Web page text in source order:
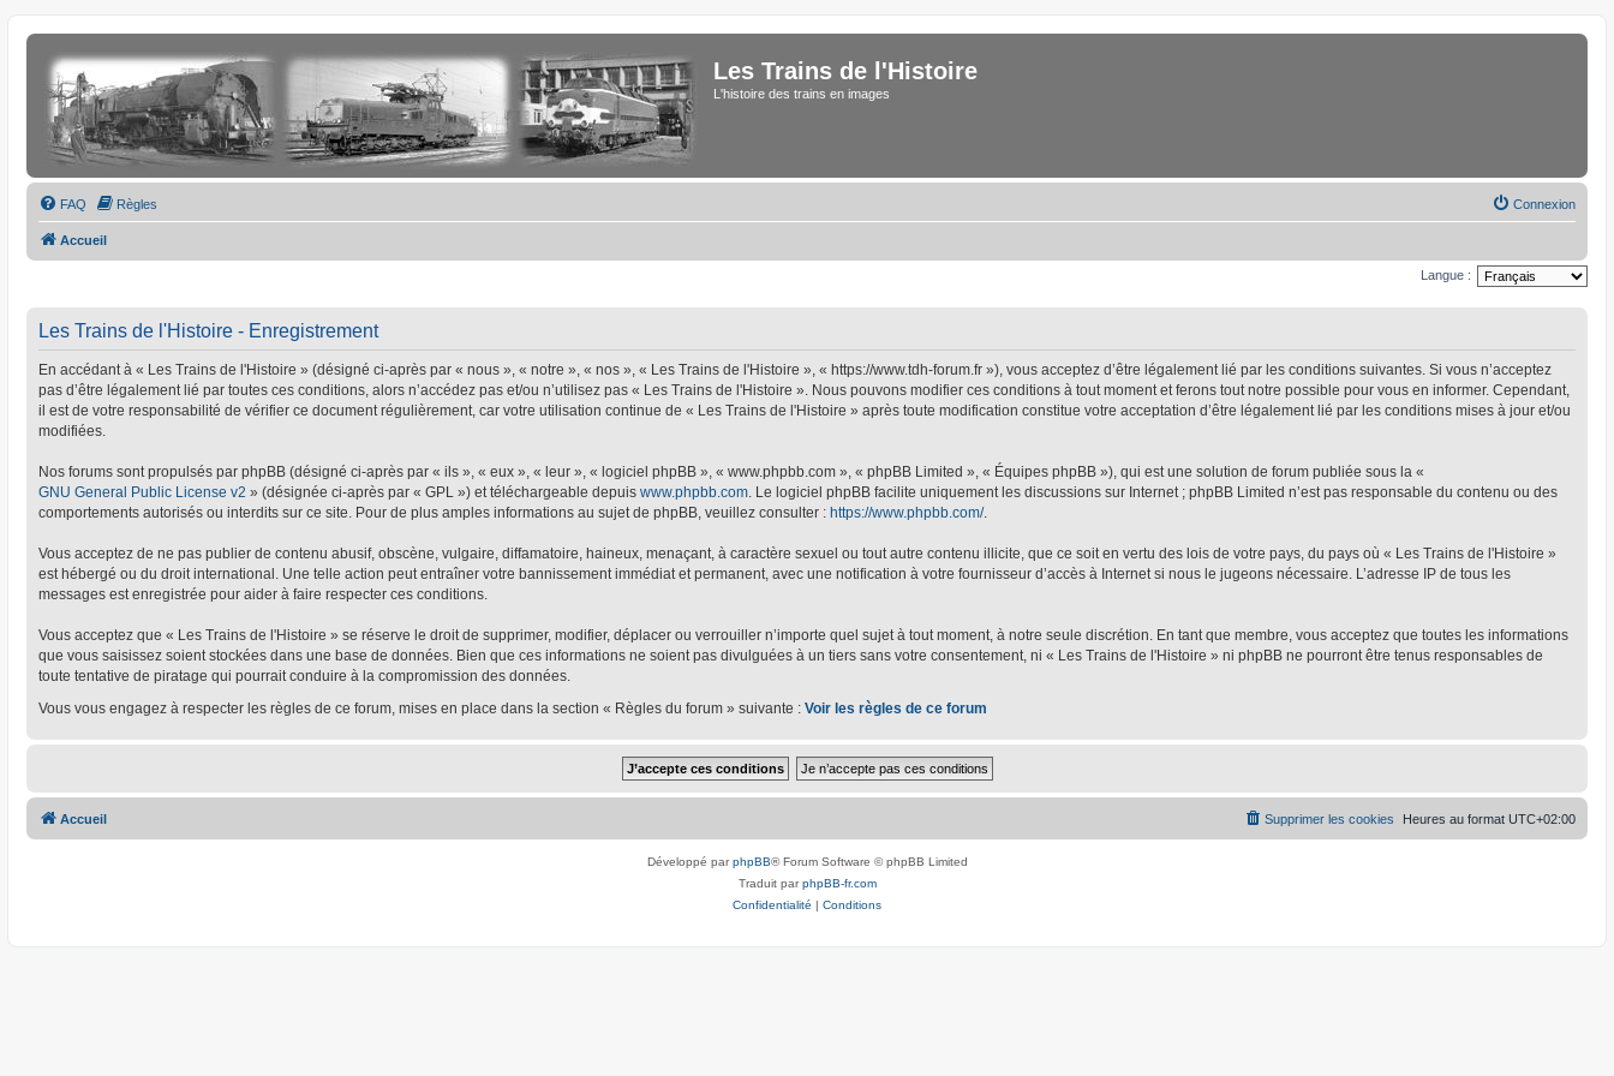
Les Trains de l'Histoire
L'histoire des trains en images
FAQ Règles Connexion
Accueil
Langue :
Les Trains de l'Histoire - Enregistrement
En accédant à « Les Trains de l'Histoire » (désigné ci-après par « nous », « notre », « nos », « Les Trains de l'Histoire », « https://www.tdh-forum.fr »), vous acceptez d’être légalement lié par les conditions suivantes. Si vous n’acceptez
pas d’être légalement lié par toutes ces conditions, alors n’accédez pas et/ou n’utilisez pas « Les Trains de l'Histoire ». Nous pouvons modifier ces conditions à tout moment et ferons tout notre possible pour vous en informer. Cependant,
il est de votre responsabilité de vérifier ce document régulièrement, car votre utilisation continue de « Les Trains de l'Histoire » après toute modification constitue votre acceptation d’être légalement lié par les conditions mises à jour et/ou
modifiées.
Nos forums sont propulsés par phpBB (désigné ci-après par « ils », « eux », « leur », « logiciel phpBB », « www.phpbb.com », « phpBB Limited », « Équipes phpBB »), qui est une solution de forum publiée sous la «
GNU General Public License v2 » (désignée ci-après par « GPL ») et téléchargeable depuis www.phpbb.com . Le logiciel phpBB facilite uniquement les discussions sur Internet ; phpBB Limited n’est pas responsable du contenu ou des
comportements autorisés ou interdits sur ce site. Pour de plus amples informations au sujet de phpBB, veuillez consulter : https://www.phpbb.com/.
Vous acceptez de ne pas publier de contenu abusif, obscène, vulgaire, diffamatoire, haineux, menaçant, à caractère sexuel ou tout autre contenu illicite, que ce soit en vertu des lois de votre pays, du pays où « Les Trains de l'Histoire »
est hébergé ou du droit international. Une telle action peut entraîner votre bannissement immédiat et permanent, avec une notification à votre fournisseur d’accès à Internet si nous le jugeons nécessaire. L’adresse IP de tous les
messages est enregistrée pour aider à faire respecter ces conditions.
Vous acceptez que « Les Trains de l'Histoire » se réserve le droit de supprimer, modifier, déplacer ou verrouiller n’importe quel sujet à tout moment, à notre seule discrétion. En tant que membre, vous acceptez que toutes les informations
que vous saisissez soient stockées dans une base de données. Bien que ces informations ne soient pas divulguées à un tiers sans votre consentement, ni « Les Trains de l'Histoire » ni phpBB ne pourront être tenus responsables de
toute tentative de piratage qui pourrait conduire à la compromission des données.
Vous vous engagez à respecter les règles de ce forum, mises en place dans la section « Règles du forum » suivante : Voir les règles de ce forum
Accueil Heures au format UTC+02:00
Supprimer les cookies
Développé parphpBB® Forum Software © phpBB Limited
Traduit parphpBB-fr.com
Confidentialité | Conditions